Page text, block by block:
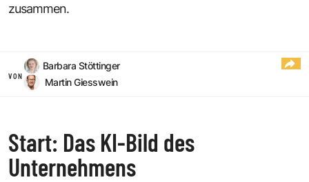
zusammen.
VON
Barbara Stöttinger
Martin Giesswein
Start: Das KI-Bild des
Unternehmens